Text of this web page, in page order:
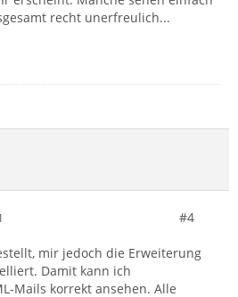
recht unerfreulich...
#4
mir jedoch die Erweiterung
Damit kann ich
Mails korrekt ansehen. Alle